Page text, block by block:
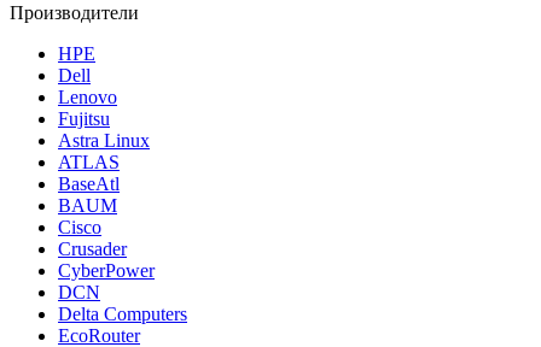
Производители
HPE
Dell
Lenovo
Fujitsu
Astra Linux
ATLAS
BaseAtl
BAUM
Cisco
Crusader
CyberPower
DCN
Delta Computers
EcoRouter